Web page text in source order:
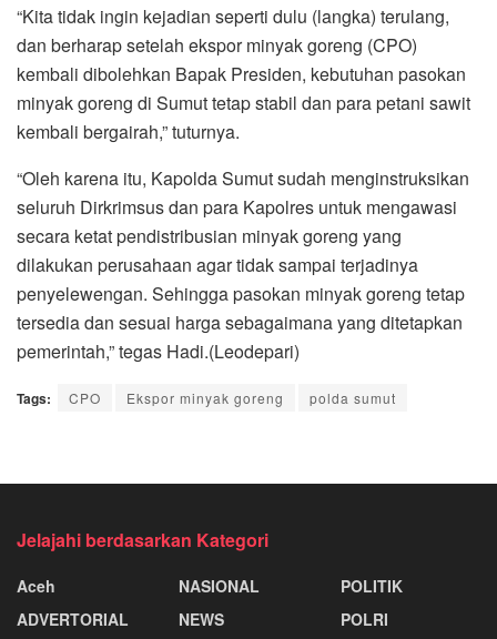
“Kita tidak ingin kejadian seperti dulu (langka) terulang,
dan berharap setelah ekspor minyak goreng (CPO)
kembali dibolehkan Bapak Presiden, kebutuhan pasokan
minyak goreng di Sumut tetap stabil dan para petani sawit
kembali bergairah,” tuturnya.
“Oleh karena itu, Kapolda Sumut sudah menginstruksikan
seluruh Dirkrimsus dan para Kapolres untuk mengawasi
secara ketat pendistribusian minyak goreng yang
dilakukan perusahaan agar tidak sampai terjadinya
penyelewengan. Sehingga pasokan minyak goreng tetap
tersedia dan sesuai harga sebagaimana yang ditetapkan
pemerintah,” tegas Hadi.(Leodepari)
Tags: CPO Ekspor minyak goreng polda sumut
Jelajahi berdasarkan Kategori
Aceh
ADVERTORIAL
NASIONAL
NEWS
POLITIK
POLRI